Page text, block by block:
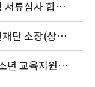
서류심사 합격
안내
단 소장(상임
년 교육지원사